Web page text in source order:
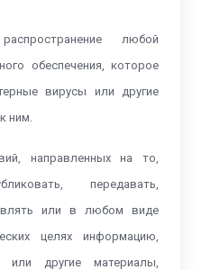
любой
обеспечения, которое
вирусы или другие
ним.
направленных на то,
передавать,
или в любом виде
целях информацию,
или другие материалы,